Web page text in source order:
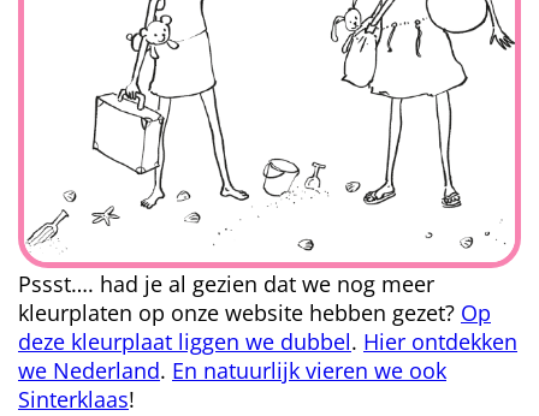
Pssst…. had je al gezien dat we nog meer
kleurplaten op onze website hebben gezet? Op
deze kleurplaat liggen we dubbel. Hier ontdekken
we Nederland. En natuurlijk vieren we ook
Sinterklaas!